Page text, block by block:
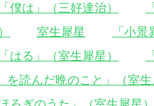
「僕は」（三好達治）
室生犀星
「小
「はる」（室生犀星）
を読んだ晩のこと」（室